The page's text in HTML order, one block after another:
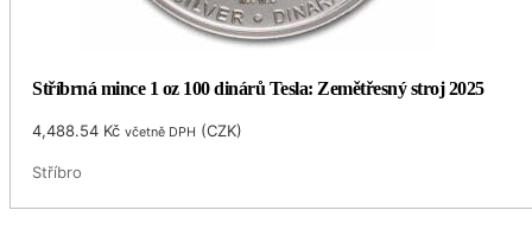
Stříbrná mince 1 oz 100 dinárů Tesla: Zemětřesný stroj 2025
4,488.54 Kč včetně DPH (CZK)
Stříbro